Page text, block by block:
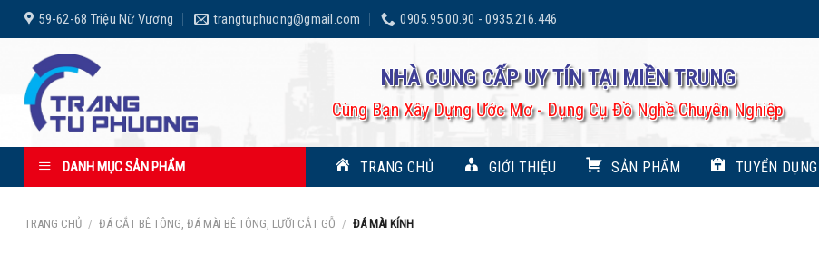
content
59-62-68 Triệu Nữ Vương trangtuphuong@gmail.com 0905.95.00.90 - 0935.216.446
NHÀ CUNG CẤP UY TÍN TẠI MIỀN TRUNG
Cùng Bạn Xây Dựng Ước Mơ - Dụng Cụ Đồ Nghề Chuyên Nghiệp
DANH MỤC SẢN PHẨM TRANG CHỦ GIỚI THIỆU SẢN PHẨM TUYỂN DỤNG
TRANG CHỦ / ĐÁ CẮT BÊ TÔNG, ĐÁ MÀI BÊ TÔNG, LƯỠI CẮT GỖ / ĐÁ MÀI KÍNH